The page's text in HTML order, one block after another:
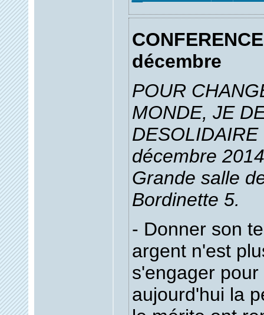
décembre
POUR
MONDE, JE
décembre
Grande salle
Bordinette 5.
- Donner son
argent n'est
s'engager
aujourd'hui la